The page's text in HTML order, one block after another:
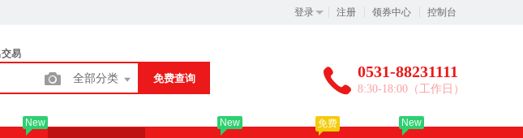
登录 注册 领券中心 控制台
易
全部分类 免费查询 0531-88231111
8:30-18:00（工作日）
New New 免费 New